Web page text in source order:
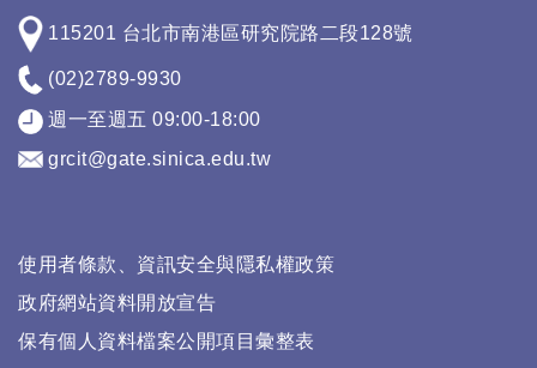
115201 台北市南港區研究院路二段128號
(02)2789-9930
週一至週五 09:00-18:00
grcit@gate.sinica.edu.tw
使用者條款、資訊安全與隱私權政策
政府網站資料開放宣告
保有個人資料檔案公開項目彙整表